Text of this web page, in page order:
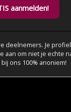
aanmelden!
Je
om niet je echte
ons 100% anoniem!